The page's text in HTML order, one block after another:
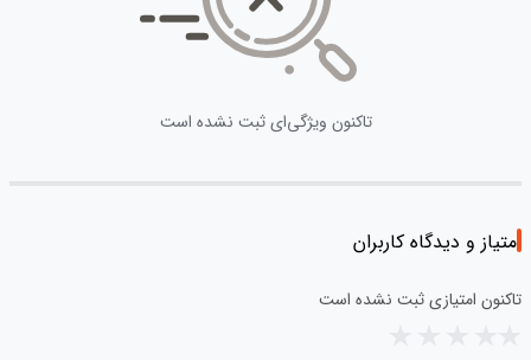
تاکنون ویژگی‌ای ثبت نشده است
امتیاز و دیدگاه کاربران
تاکنون امتیازی ثبت نشده است